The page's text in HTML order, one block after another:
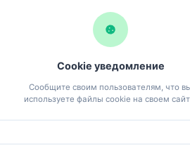
Cookie уведомление
Сообщите своим пользователям, что
используете файлы cookie на своем